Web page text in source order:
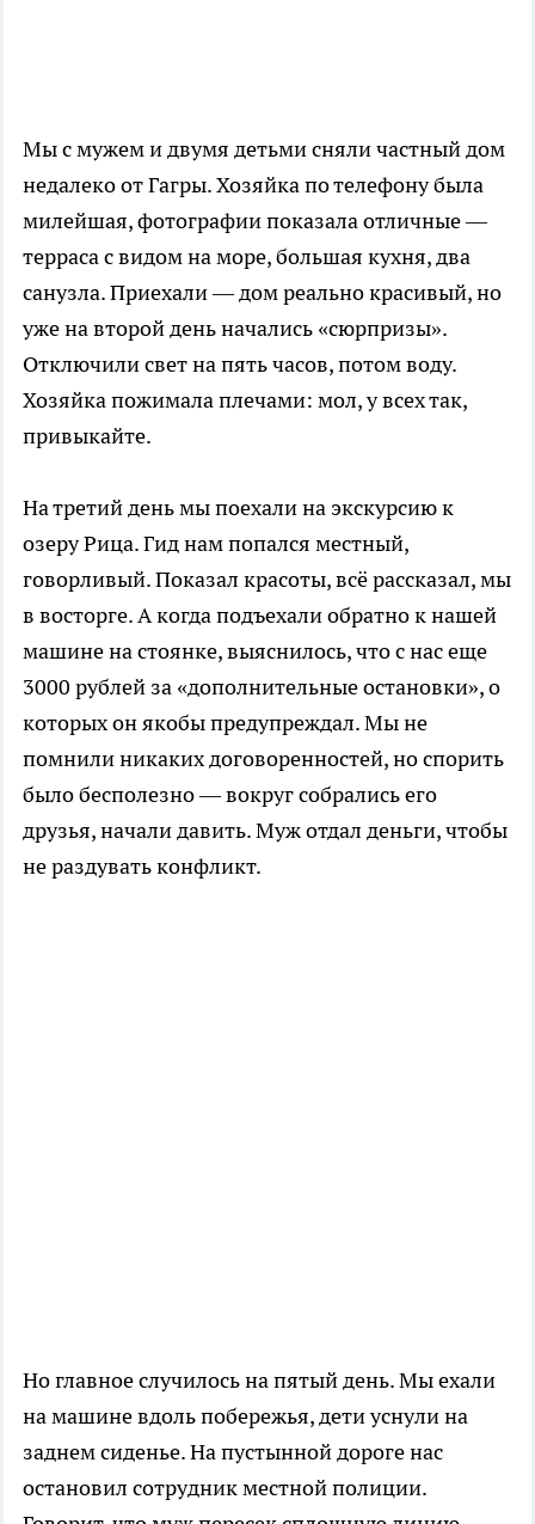
Мы с мужем и двумя детьми сняли частный дом
недалеко от Гагры. Хозяйка по телефону была
милейшая, фотографии показала отличные —
терраса с видом на море, большая кухня, два
санузла. Приехали — дом реально красивый, но
уже на второй день начались «сюрпризы».
Отключили свет на пять часов, потом воду.
Хозяйка пожимала плечами: мол, у всех так,
привыкайте.
На третий день мы поехали на экскурсию к
озеру Рица. Гид нам попался местный,
говорливый. Показал красоты, всё рассказал, мы
в восторге. А когда подъехали обратно к нашей
машине на стоянке, выяснилось, что с нас еще
3000 рублей за «дополнительные остановки», о
которых он якобы предупреждал. Мы не
помнили никаких договоренностей, но спорить
было бесполезно — вокруг собрались его
друзья, начали давить. Муж отдал деньги, чтобы
не раздувать конфликт.
Но главное случилось на пятый день. Мы ехали
на машине вдоль побережья, дети уснули на
заднем сиденье. На пустынной дороге нас
остановил сотрудник местной полиции.